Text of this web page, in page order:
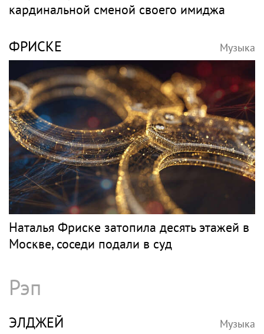
кардинальной сменой своего имиджа
ФРИСКЕ Музыка
Наталья Фриске затопила десять этажей в
Москве, соседи подали в суд
Рэп
ЭЛДЖЕЙ Музыка